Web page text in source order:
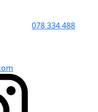
078 334 488